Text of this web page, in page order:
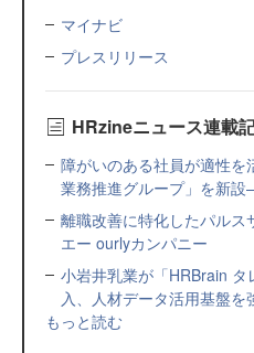
マイナビ
プレスリリース
HRzineニュース連載
障がいのある社員が適性を
業務推進グループ」を新
離職改善に特化したパル
エー ourlyカンパニー
小岩井乳業が「HRBrain
入、人材データ活用基盤
もっと読む